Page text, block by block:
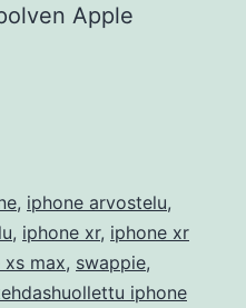
Apple
, iphone arvostelu,
, iphone xr, iphone xr
xs max, swappie,
iphone